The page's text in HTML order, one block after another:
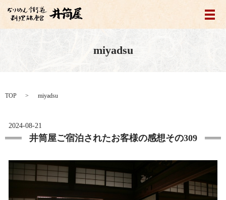
メ
miyadsu
TOP miyadsu
2024-08-21
井筒屋ご宿泊されたお客様の感想その309